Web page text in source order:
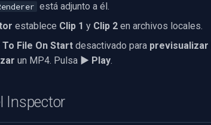
está adjunto a él.
establece Clip 1 y Clip 2 en archivos locales.
To File On Start desactivado para previsualizar
un MP4. Pulsa ▶ Play.
Inspector